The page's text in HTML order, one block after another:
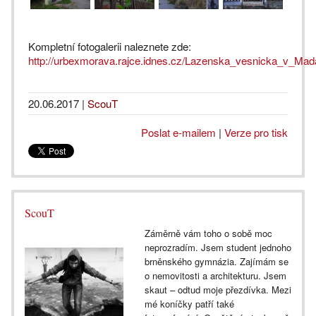
Kompletní fotogalerii naleznete zde:
http://urbexmorava.rajce.idnes.cz/
20.06.2017 | ScouT
Poslat e-mailem | Verze pro tisk
ScouT
Záměrně vám toho o sobě moc
neprozradím. Jsem student jednoho
brněnského gymnázia. Zajímám se
o nemovitosti a architekturu. Jsem
skaut – odtud moje přezdívka. Mezi
mé koníčky patří také